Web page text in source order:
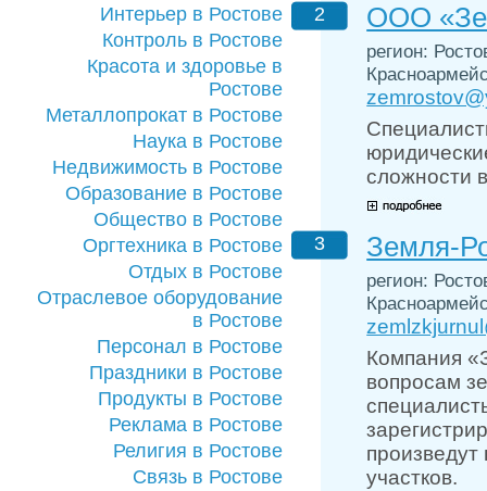
Интерьер в Ростове
Контроль в Ростове
Красота и здоровье в
Ростове
Металлопрокат в Ростове
Наука в Ростове
Недвижимость в Ростове
Образование в Ростове
Общество в Ростове
Оргтехника в Ростове
Отдых в Ростове
Отраслевое оборудование
в Ростове
Персонал в Ростове
Праздники в Ростове
Продукты в Ростове
Реклама в Ростове
Религия в Ростове
Связь в Ростове
2 ООО
регион:
сложности
3 Земля-
регион:
Компания
вопросам
участков.